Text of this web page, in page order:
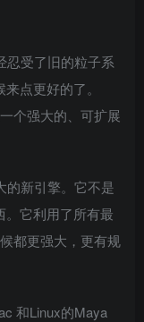
忍受了旧的粒子系
点更好的了。
个强大的、可扩展
的新引擎。它不是
。它利用了所有最
都更强大，更有规
和Linux的Maya